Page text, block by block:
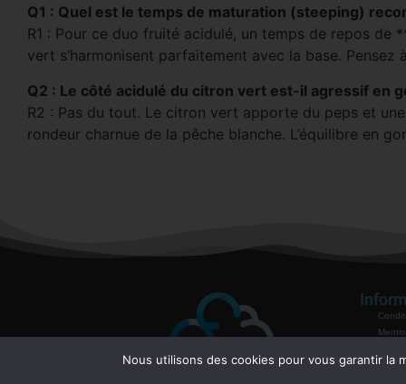
Q1 : Quel est le temps de maturation (steeping)
R1 : Pour ce duo fruité acidulé, un temps de repos
vert s’harmonisent parfaitement avec la base.
Q2 : Le côté acidulé du citron vert est-il agressif en
R2 : Pas du tout. Le citron vert apporte du peps et
rondeur charnue de la pêche blanche. L’équilibre en
Mode
Nous utilisons des cookies pour vous garantir